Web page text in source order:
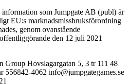
som Jumpgate AB (publ) är
EU:s marknadsmissbruksförordning
genom ovanstående
den 12 juli 2021
Group Hovslagargatan 5, 3 tr 111 48
556842-4062 info@jumpgategames.se